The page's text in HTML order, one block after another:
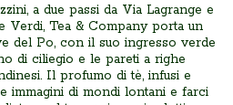
a due passi da Via Lagrange e
Verdi, Tea & Company porta un
del Po, con il suo ingresso verde
di ciliegio e le pareti a righe
Il profumo di tè, infusi e
immagini di mondi lontani e farci